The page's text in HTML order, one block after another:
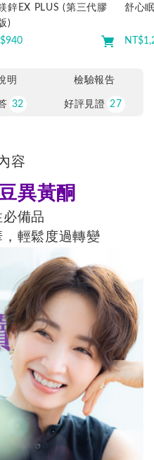
鋅EX PLUS (第三代膠
)
940
舒心
NT$
明 檢驗報告
32 好評見證 27
容
異黃酮
備品
輕鬆度過轉變